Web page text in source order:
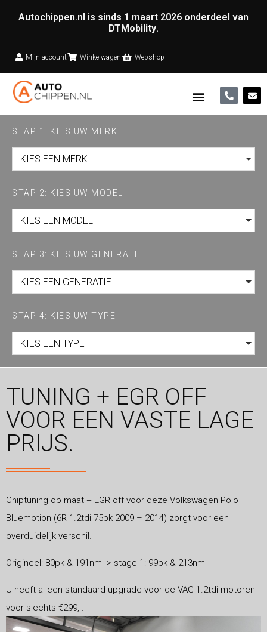
Autochippen.nl is sinds 1 maart 2026 onderdeel van
DTMobility.
Mijn account Winkelwagen Webshop
STAP 1: KIES UW MERK
KIES EEN MERK
STAP 2: KIES UW MODEL
KIES EEN MODEL
STAP 3: KIES UW GENERATIE
KIES EEN GENERATIE
STAP 4: KIES UW TYPE
KIES EEN TYPE
TUNING + EGR OFF
VOOR EEN VASTE LAGE
PRIJS.
Chiptuning op maat + EGR off voor deze Volkswagen Polo
Bluemotion (6R 1.2tdi 75pk 2009 – 2014) zorgt voor een
overduidelijk verschil.
Origineel: 80pk & 191nm -> stage 1: 99pk & 213nm
U heeft al een standaard upgrade voor de VAG 1.2tdi motoren
voor slechts €299,-.